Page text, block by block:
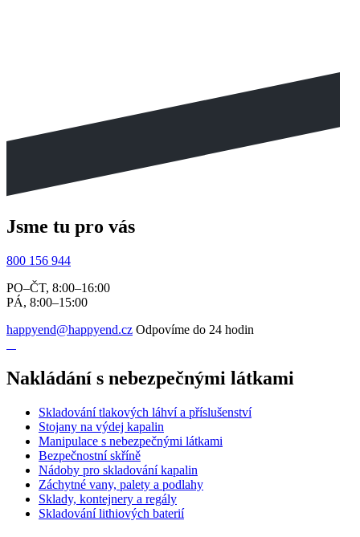
Jsme tu pro vás
800 156 944
PO–ČT, 8:00–16:00
PÁ, 8:00–15:00
happyend@happyend.cz Odpovíme do 24 hodin
Nakládání s nebezpečnými látkami
Skladování tlakových láhví a příslušenství
Stojany na výdej kapalin
Manipulace s nebezpečnými látkami
Bezpečnostní skříně
Nádoby pro skladování kapalin
Záchytné vany, palety a podlahy
Sklady, kontejnery a regály
Skladování lithiových baterií